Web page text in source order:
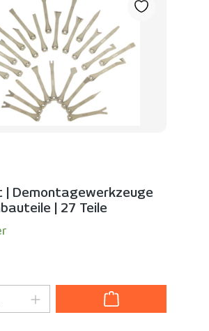
| Demontagewerkzeuge
| 27 Teile
Anzahl: Gib den